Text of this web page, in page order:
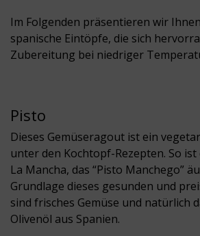
Im Folgenden präsentieren wir
spanische Eintöpfe, die sich
Zubereitung bei niedriger
Pisto
Dieses Gemüseragout ist ein
unter den Kochtopf-Rezepten. So
La Mancha, das “Pisto Manchego”
Grundlage dieses gesunden und
sind frisches Gemüse und natürlich
Olivenöl aus Spanien.